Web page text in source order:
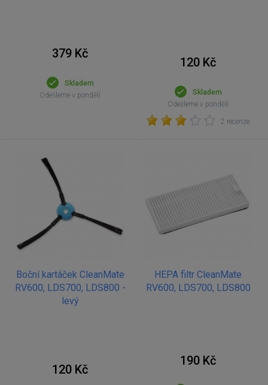
379 Kč
Skladem
Odešleme v pondělí
120 Kč
Skladem
Odešleme v pondělí
2 recenze
Boční kartáček CleanMate
RV600, LDS700, LDS800 -
levý
120 Kč
HEPA filtr CleanMate
RV600, LDS700, LDS800
190 Kč